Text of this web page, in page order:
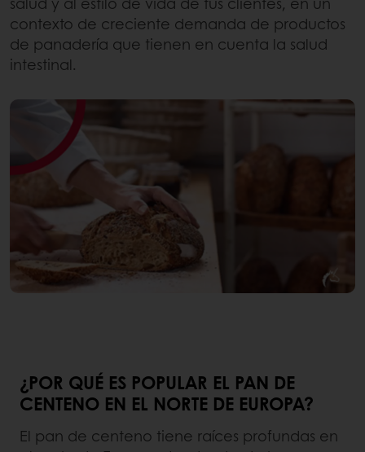
contexto de creciente demanda de productos
de panadería que tienen en cuenta la salud
intestinal.
¿POR QUÉ ES POPULAR EL PAN DE
CENTENO EN EL NORTE DE EUROPA?
El pan de centeno tiene raíces profundas en